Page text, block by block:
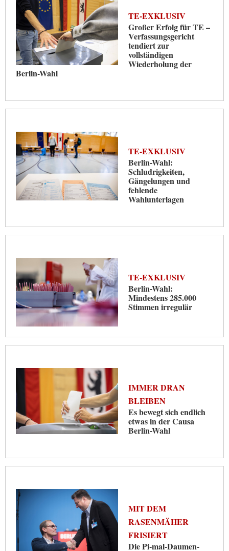
TE-EXKLUSIV
Großer Erfolg für TE –
Verfassungsgericht
tendiert zur
vollständigen
Wiederholung der
Berlin-Wahl
TE-EXKLUSIV
Berlin-Wahl:
Schludrigkeiten,
Gängelungen und
fehlende
Wahlunterlagen
TE-EXKLUSIV
Berlin-Wahl:
Mindestens 285.000
Stimmen irregulär
IMMER DRAN
BLEIBEN
Es bewegt sich endlich
etwas in der Causa
Berlin-Wahl
MIT DEM
RASENMÄHER
FRISIERT
Die Pi-mal-Daumen-